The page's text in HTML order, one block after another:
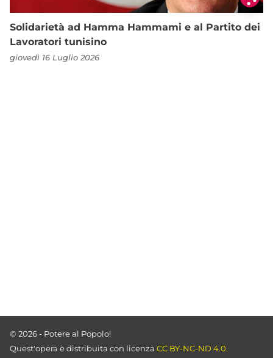
Solidarietà ad Hamma Hammami e al Partito dei
Lavoratori tunisino
giovedì 16 Luglio 2026
© 2026 - Potere al Popolo!
Quest'opera è distribuita con licenza CC BY-NC-ND 4.0.